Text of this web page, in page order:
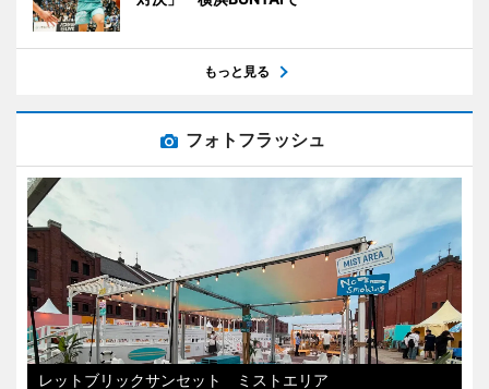
もっと見る
フォトフラッシュ
レットブリックサンセット ミストエリア